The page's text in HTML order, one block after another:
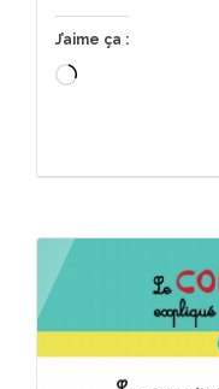
J’aime ça :
Chargement…